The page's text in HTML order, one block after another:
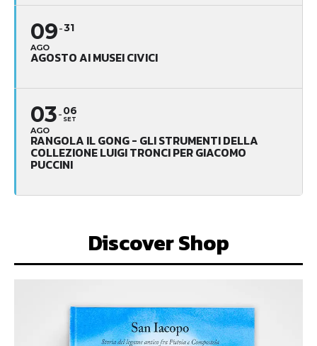
09
AGO
31
AGOSTO AI MUSEI CIVICI
03
AGO
06
SET
RANGOLA IL GONG - GLI STRUMENTI DELLA
COLLEZIONE LUIGI TRONCI PER GIACOMO
PUCCINI
Discover Shop